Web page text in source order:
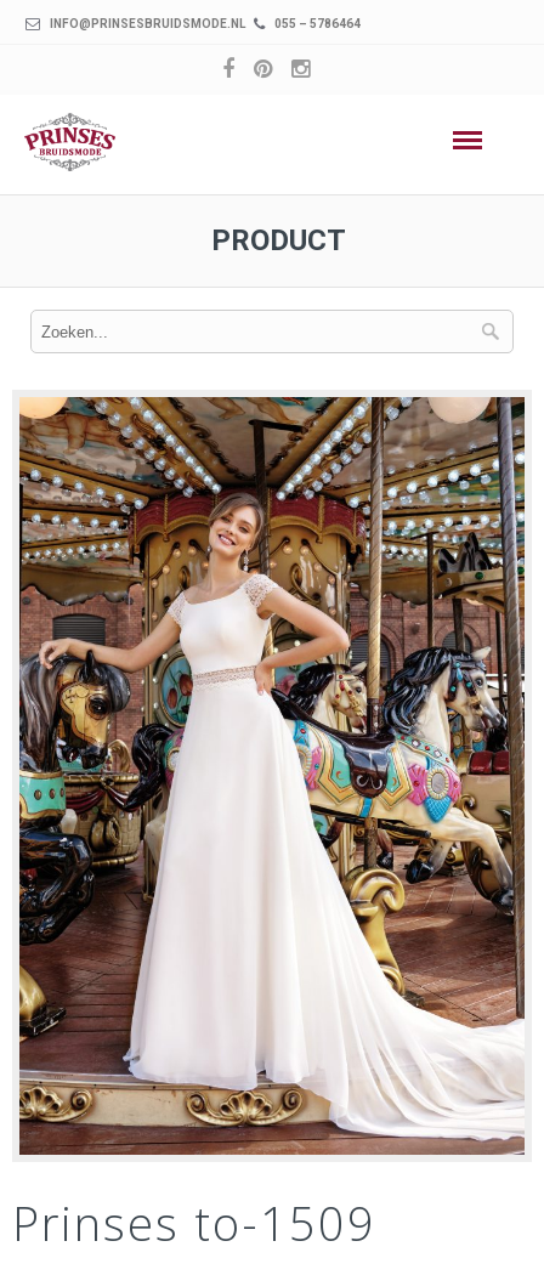
INFO@PRINSESBRUIDSMODE.NL 055 – 5786464
PRODUCT
Prinses to-1509